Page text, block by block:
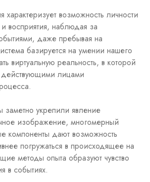
характеризует возможность личности
и восприятия, наблюдая за
даже пребывая на
базируется на умении нашего
виртуальную реальность, в которой
лицами
заметно укрепили явление
изображение, многомерный
компоненты дают возможность
погружаться в происходящее на
методы опыта образуют чувство
в событиях.